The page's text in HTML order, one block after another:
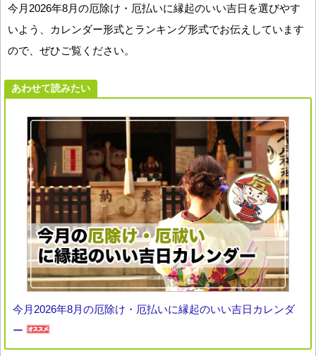
今月2026年8月の厄除け・厄払いに縁起のいい吉日を選びやす
いよう、カレンダー形式とランキング形式でお伝えしています
ので、ぜひご覧ください。
あわせて読みたい
今月2026年8月の厄除け・厄払いに縁起のいい吉日カレンダ
ー